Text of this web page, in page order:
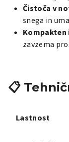
Čistoča v
snega in
Kompakten
zavzema
📋
Lastnost